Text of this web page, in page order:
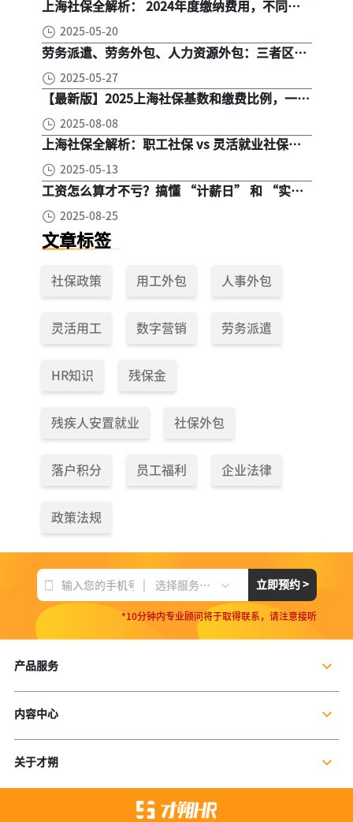
上海社保全解析： 2024年度缴纳费用，不同人
2025-05-20
劳务派遣、劳务外包、人力资源外包：三者区
2025-05-27
【最新版】2025上海社保基数和缴费比例，一文
2025-08-08
上海社保全解析：职工社保 vs 灵活就业社保，
2025-05-13
工资怎么算才不亏？搞懂 “计薪日” 和 “实际
2025-08-25
文章标签
社保政策 用工外包 人事外包
灵活用工 数字营销 劳务派遣
HR知识 残保金
残疾人安置就业 社保外包
落户积分 员工福利 企业法律
政策法规
选择服务项目 立即预约 >
*10分钟内专业顾问将于取得联系，请注意接听
产品服务
企业社保服务
个人社保服务
残保金规划
内容中心
公司新闻
行业干货
关于才朔
公司介绍